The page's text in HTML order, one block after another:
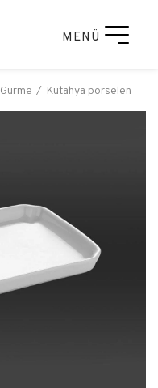
MENÜ
Kütahya porselen